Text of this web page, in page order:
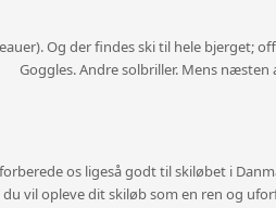
Og der findes ski til hele bjerget;
Goggles. Andre solbriller. Mens
os ligeså godt til skiløbet i
du vil opleve dit skiløb som en ren og